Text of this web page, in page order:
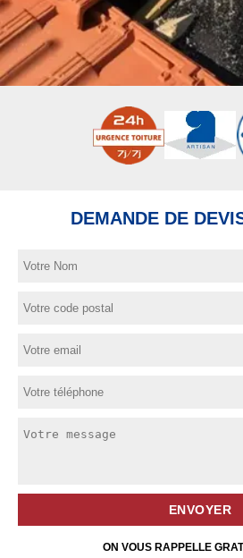
DEMANDE DE
ON VOUS RAPPELLE